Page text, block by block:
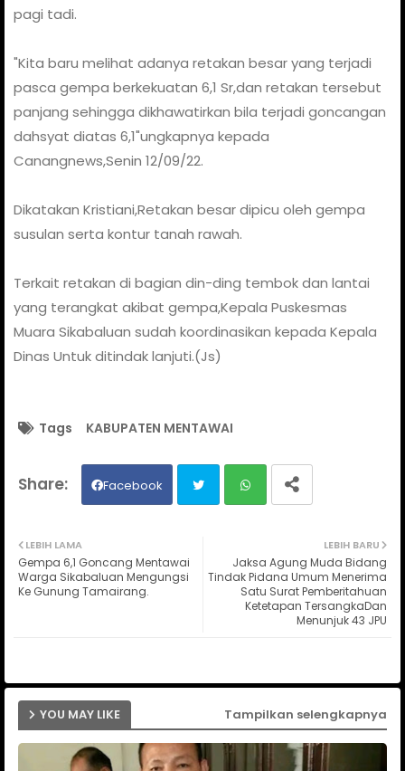
pagi tadi.
"Kita baru melihat adanya retakan besar yang terjadi
pasca gempa berkekuatan 6,1 Sr,dan retakan tersebut
panjang sehingga dikhawatirkan bila terjadi goncangan
dahsyat diatas 6,1"ungkapnya kepada
Canangnews,Senin 12/09/22.
Dikatakan Kristiani,Retakan besar dipicu oleh gempa
susulan serta kontur tanah rawah.
Terkait retakan di bagian din-ding tembok dan lantai
yang terangkat akibat gempa,Kepala Puskesmas
Muara Sikabaluan sudah koordinasikan kepada Kepala
Dinas Untuk ditindak lanjuti.(Js)
Tags KABUPATEN MENTAWAI
Facebook
ats
ap
LEBIH BARU
Jaksa Agung Muda Bidang
Tindak Pidana Umum Menerima
Satu Surat Pemberitahuan
Ketetapan TersangkaDan
Menunjuk 43 JPU
LEBIH LAMA
Gempa 6,1 Goncang Mentawai
Warga Sikabaluan Mengungsi
Ke Gunung Tamairang.
YOU MAY LIKE Tampilkan selengkapnya